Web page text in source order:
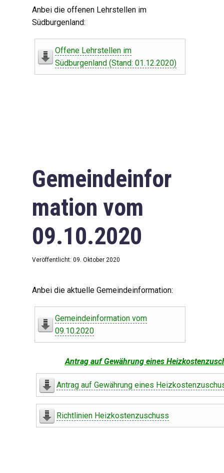
Anbei die offenen Lehrstellen im
Südburgenland:
Offene Lehrstellen im
Südburgenland (Stand: 01.12.2020)
Gemeindeinfor
mation vom
09.10.2020
Veröffentlicht: 09. Oktober 2020
Anbei die aktuelle Gemeindeinformation:
Gemeindeinformation vom
09.10.2020
Antrag auf Gewährung eines
Antrag auf Gewährung eines
Richtlinien Heizkostenzuschuss